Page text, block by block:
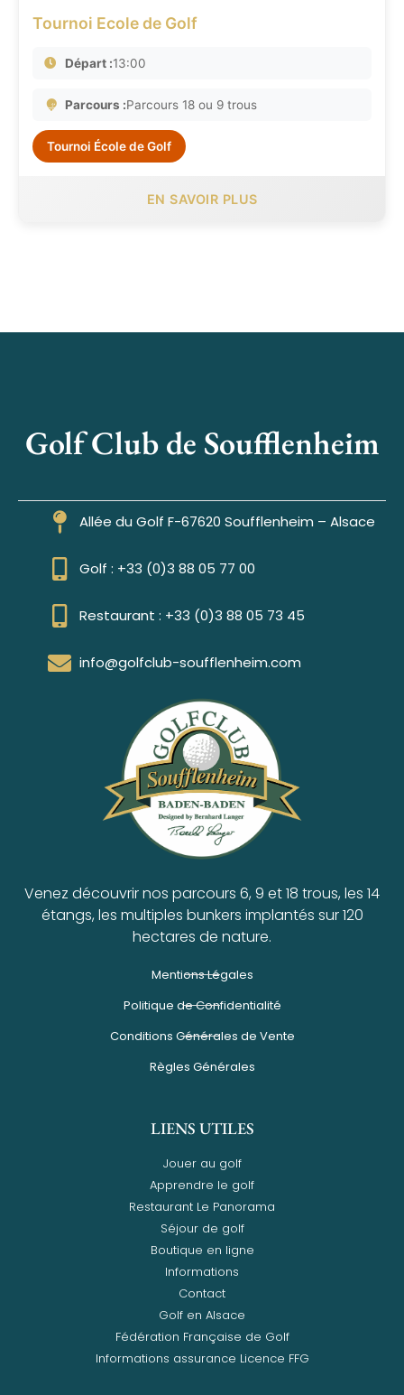
Tournoi Ecole de Golf
Départ :13:00
Parcours :Parcours 18 ou 9 trous
Tournoi École de Golf
EN SAVOIR PLUS
Golf Club de Soufflenheim
Allée du Golf F-67620 Soufflenheim – Alsace
Golf : +33 (0)3 88 05 77 00
Restaurant : +33 (0)3 88 05 73 45
info@golfclub-soufflenheim.com
Venez découvrir nos parcours 6, 9 et 18 trous, les 14
étangs, les multiples bunkers implantés sur 120
hectares de nature.
Mentions Légales
Politique de Confidentialité
Conditions Générales de Vente
Règles Générales
LIENS UTILES
Jouer au golf
Apprendre le golf
Restaurant Le Panorama
Séjour de golf
Boutique en ligne
Informations
Contact
Golf en Alsace
Fédération Française de Golf
Informations assurance Licence FFG